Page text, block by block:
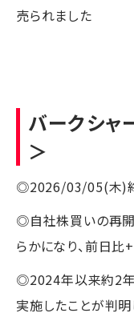
売られました
バークシャ
＞
◎2026/03/05(木)
◎自社株買いの再
らかになり、前日
◎2024年以来約2
実施したことが判